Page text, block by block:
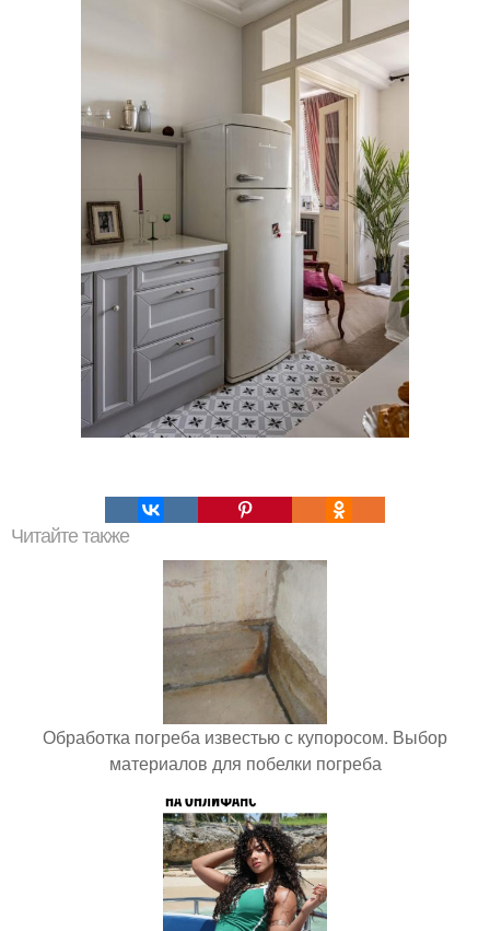
Читайте также
Обработка погреба известью с купоросом. Выбор
материалов для побелки погреба